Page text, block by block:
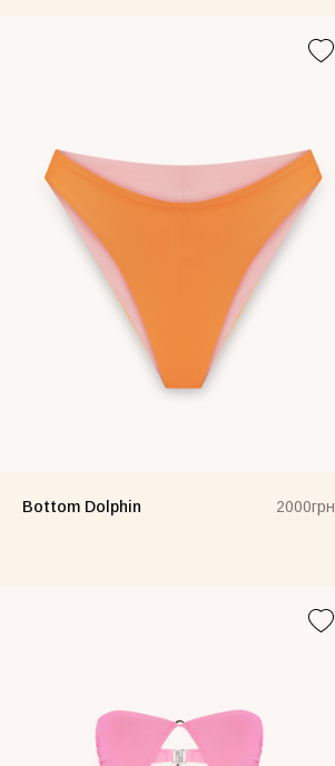
Bottom Dolphin 2000грн